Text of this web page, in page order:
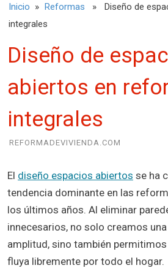
Inicio » Reformas » Diseño de
integrales
Diseño de
abiertos en
integrales
REFORMADEVIVIENDA.COM
El diseño espacios abiertos se ha
tendencia dominante en las
los últimos años. Al eliminar
innecesarios, no solo creamos
amplitud, sino también
fluya libremente por todo el hogar.